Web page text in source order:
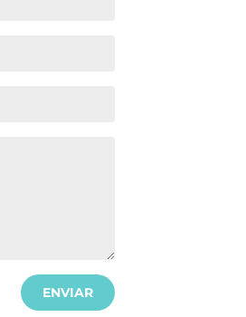
ENVIAR